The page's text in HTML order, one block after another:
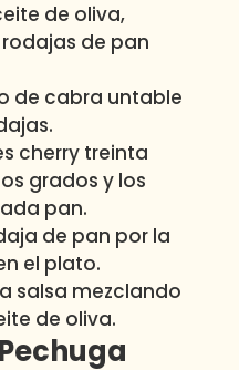
de oliva,
de pan
de cabra untable
cherry treinta
grados y los
pan.
de pan por la
el plato.
salsa mezclando
de oliva.